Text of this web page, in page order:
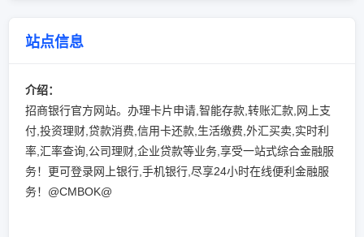
站点信息
介绍：
招商银行官方网站。办理卡片申请,智能存款,转账汇款,网上支
付,投资理财,贷款消费,信用卡还款,生活缴费,外汇买卖,实时利
率,汇率查询,公司理财,企业贷款等业务,享受一站式综合金融服
务！更可登录网上银行,手机银行,尽享24小时在线便利金融服
务！@CMBOK@